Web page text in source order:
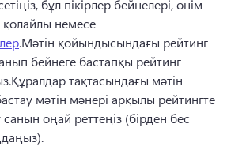
бұл пікірлер бейнелері, өнім
немесе
.Мәтін қойындысындағы рейтинг
бейнеге бастапқы рейтинг
тақтасындағы мәтін
мәтін мәнері арқылы рейтингте
санын оңай реттеңіз (бірден бес